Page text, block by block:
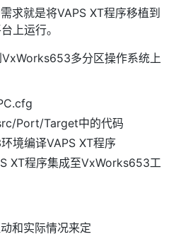
求就是将VAPS XT程序移植到
上运行。
多分区操作系统上
Port/Target中的代码
境编译VAPS XT程序
XT程序集成至VxWorks653工
和实际情况来定